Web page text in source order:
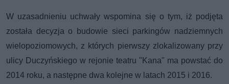
W uzasadnieniu uchwały wspomina się o tym, iż podjęta
została decyzja o budowie sieci parkingów nadziemnych
wielopoziomowych, z których pierwszy zlokalizowany przy
ulicy Duczyńskiego w rejonie teatru "Kana" ma powstać do
2014 roku, a następne dwa kolejne w latach 2015 i 2016.